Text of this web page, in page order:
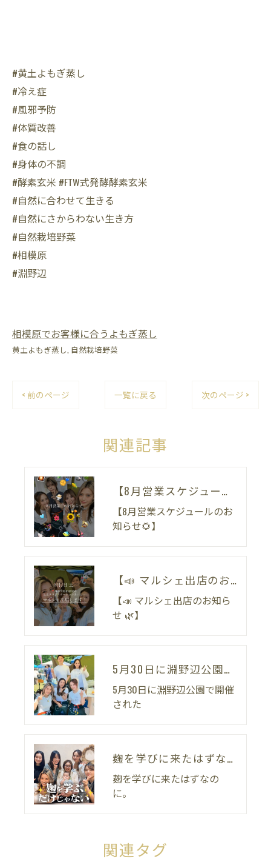
#黄土よもぎ蒸し
#冷え症
#風邪予防
#体質改善
#食の話し
#身体の不調
#酵素玄米 #FTW式発酵酵素玄米
#自然に合わせて生きる
#自然にさからわない生き方
#自然栽培野菜
#相模原
#淵野辺
相模原でお客様に合うよもぎ蒸し
黄土よもぎ蒸し 自然栽培野菜
< 前のページ 一覧に戻る 次のページ >
関連記事
【8月営業スケジュールのお知らせ🌻】
【8月営業スケジュールのお
知らせ🌻】
【📣 マルシェ出店のお知らせ 🌿】
【📣 マルシェ出店のお知ら
せ 🌿】
5月30日に淵野辺公園で開催された
5月30日に淵野辺公園で開催
された
麹を学びに来たはずなのに。
麹を学びに来たはずなの
に。
関連タグ